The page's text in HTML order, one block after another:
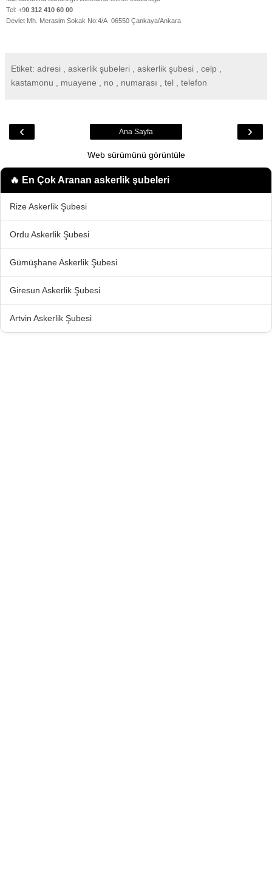
Tel: +90 312 410 60 00
Devlet Mh. Merasim Sokak No:4/A 06550 Çankaya/Ankara
Etiket: adresi , askerlik şubeleri , askerlik şubesi , celp ,
kastamonu , muayene , no , numarası , tel , telefon
‹ ›
Ana Sayfa
Web sürümünü görüntüle
🔥 En Çok Aranan askerlik şubeleri
Rize Askerlik Şubesi
Ordu Askerlik Şubesi
Gümüşhane Askerlik Şubesi
Giresun Askerlik Şubesi
Artvin Askerlik Şubesi